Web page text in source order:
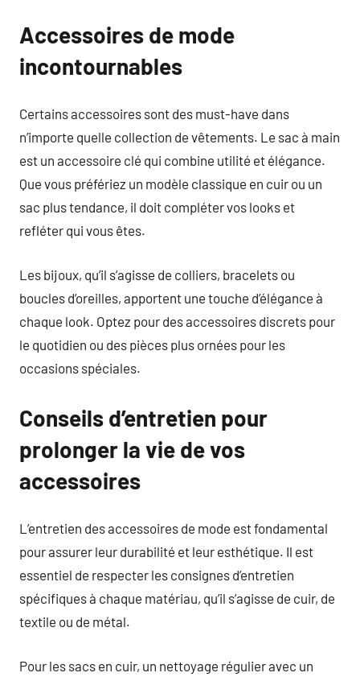
Accessoires de mode
incontournables
Certains accessoires sont des must-have dans
n’importe quelle collection de vêtements. Le sac à main
est un accessoire clé qui combine utilité et élégance.
Que vous préfériez un modèle classique en cuir ou un
sac plus tendance, il doit compléter vos looks et
refléter qui vous êtes.
Les bijoux, qu’il s’agisse de colliers, bracelets ou
boucles d’oreilles, apportent une touche d’élégance à
chaque look. Optez pour des accessoires discrets pour
le quotidien ou des pièces plus ornées pour les
occasions spéciales.
Conseils d’entretien pour
prolonger la vie de vos
accessoires
L’entretien des accessoires de mode est fondamental
pour assurer leur durabilité et leur esthétique. Il est
essentiel de respecter les consignes d’entretien
spécifiques à chaque matériau, qu’il s’agisse de cuir, de
textile ou de métal.
Pour les sacs en cuir, un nettoyage régulier avec un